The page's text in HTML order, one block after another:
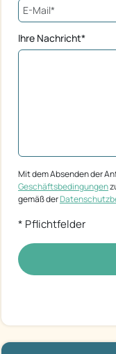
Ihre Nachricht*
Mit dem Absenden der
Geschäftsbedingungen
gemäß der
* Pflichtfelder